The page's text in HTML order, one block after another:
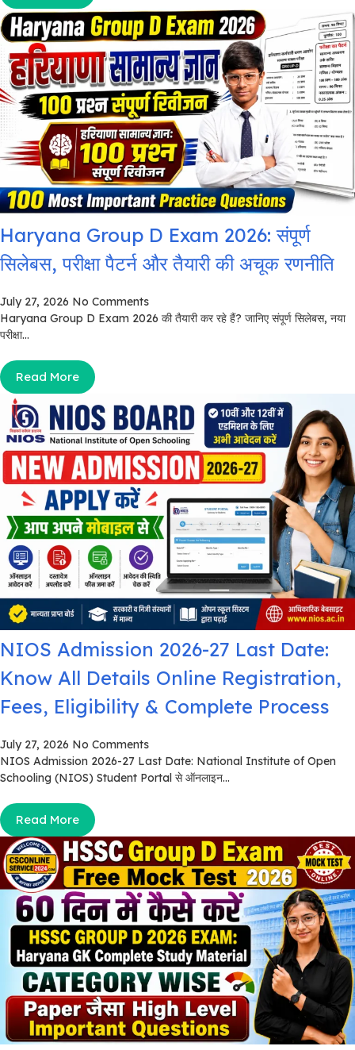
Haryana Group D Exam 2026: संपूर्ण
सिलेबस, परीक्षा पैटर्न और तैयारी की अचूक रणनीति
July 27, 2026 No Comments
Haryana Group D Exam 2026 की तैयारी कर रहे हैं? जानिए संपूर्ण सिलेबस, नया
परीक्षा...
Read More
NIOS Admission 2026-27 Last Date:
Know All Details Online Registration,
Fees, Eligibility & Complete Process
July 27, 2026 No Comments
NIOS Admission 2026-27 Last Date: National Institute of Open
Schooling (NIOS) Student Portal से ऑनलाइन...
Read More